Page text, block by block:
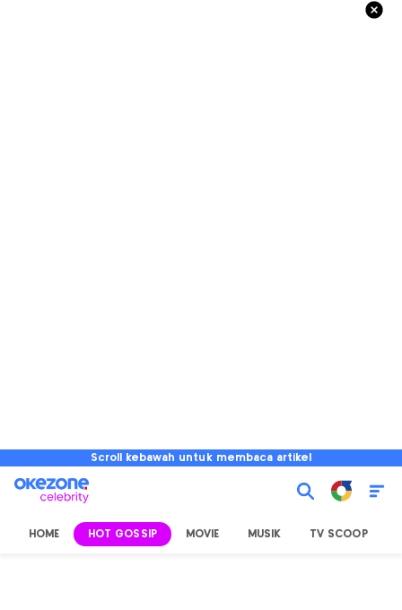
Scroll kebawah untuk membaca artikel
HOME HOT GOSSIP MOVIE MUSIK TV SCOOP